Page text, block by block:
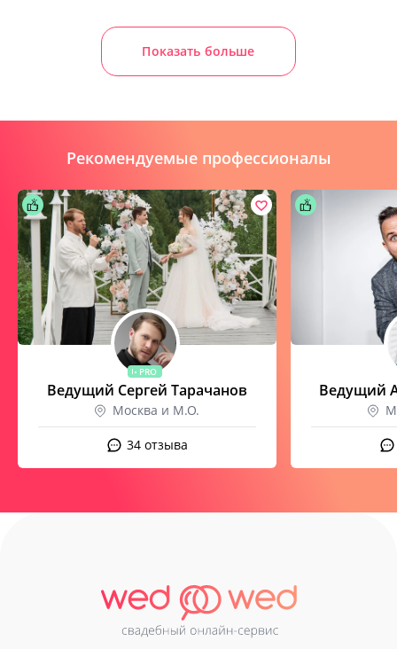
Показать больше
Рекомендуемые профессионалы
PRO
Ведущий Сергей Тарачанов
Москва и М.О.
34 отзыва
Ведущий